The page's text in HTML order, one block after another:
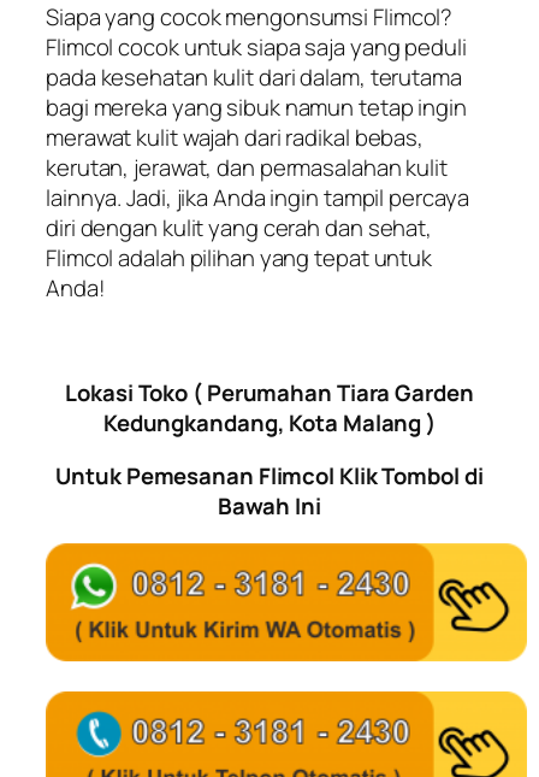
Siapa yang cocok mengonsumsi Flimcol?
Flimcol cocok untuk siapa saja yang peduli
pada kesehatan kulit dari dalam, terutama
bagi mereka yang sibuk namun tetap ingin
merawat kulit wajah dari radikal bebas,
kerutan, jerawat, dan permasalahan kulit
lainnya. Jadi, jika Anda ingin tampil percaya
diri dengan kulit yang cerah dan sehat,
Flimcol adalah pilihan yang tepat untuk
Anda!
Lokasi Toko ( Perumahan Tiara Garden
Kedungkandang, Kota Malang )
Untuk Pemesanan Flimcol Klik Tombol di
Bawah Ini